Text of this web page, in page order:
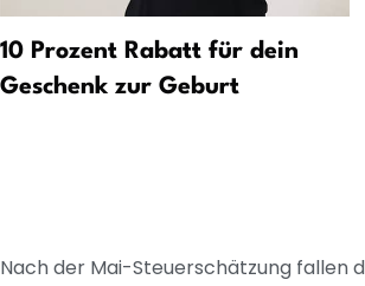
10 Prozent Rabatt für dein
Geschenk zur Geburt
Nach der Mai-Steuerschätzung fallen